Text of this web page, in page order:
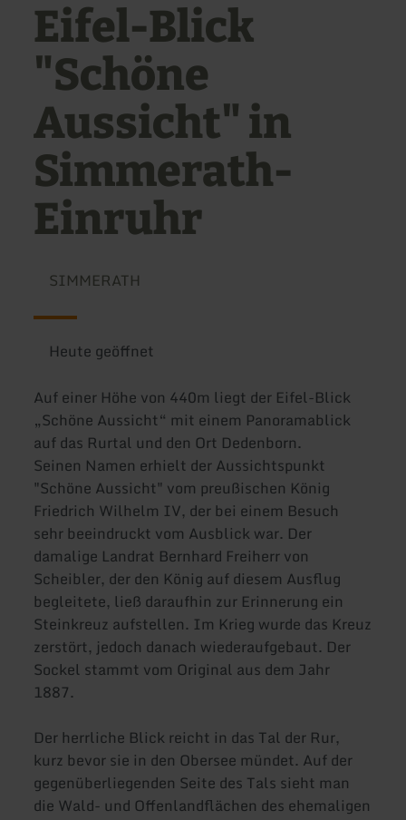
Eifel-Blick
"Schöne
Aussicht" in
Simmerath-
Einruhr
SIMMERATH
Heute geöffnet
Auf einer Höhe von 440m liegt der Eifel-Blick
„Schöne Aussicht“ mit einem Panoramablick
auf das Rurtal und den Ort Dedenborn.
Seinen Namen erhielt der Aussichtspunkt
"Schöne Aussicht" vom preußischen König
Friedrich Wilhelm IV, der bei einem Besuch
sehr beeindruckt vom Ausblick war. Der
damalige Landrat Bernhard Freiherr von
Scheibler, der den König auf diesem Ausflug
begleitete, ließ daraufhin zur Erinnerung ein
Steinkreuz aufstellen. Im Krieg wurde das Kreuz
zerstört, jedoch danach wiederaufgebaut. Der
Sockel stammt vom Original aus dem Jahr
1887.
Der herrliche Blick reicht in das Tal der Rur,
kurz bevor sie in den Obersee mündet. Auf der
gegenüberliegenden Seite des Tals sieht man
die Wald- und Offenlandflächen des ehemaligen